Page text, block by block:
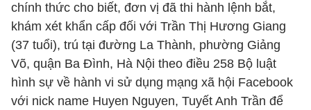
chính thức cho biết, đơn vị đã thi hành lệnh bắt,
khám xét khẩn cấp đối với Trần Thị Hương Giang
(37 tuổi), trú tại đường La Thành, phường Giảng
Võ, quận Ba Đình, Hà Nội theo điều 258 Bộ luật
hình sự về hành vi sử dụng mạng xã hội Facebook
với nick name Huyen Nguyen, Tuyết Anh Trần để